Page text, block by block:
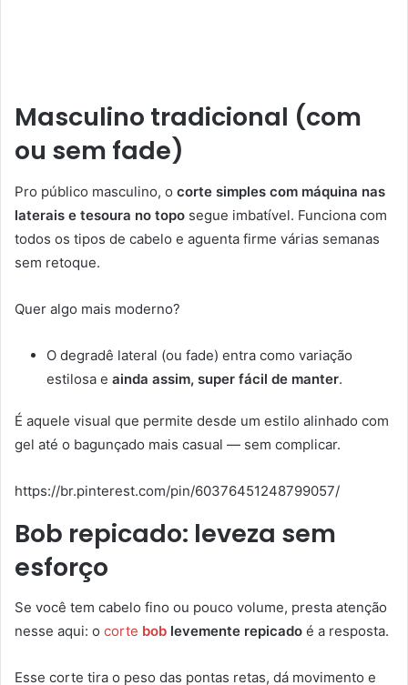
Masculino tradicional (com
ou sem fade)
Pro público masculino, o corte simples com máquina nas
laterais e tesoura no topo segue imbatível. Funciona com
todos os tipos de cabelo e aguenta firme várias semanas
sem retoque.
Quer algo mais moderno?
O degradê lateral (ou fade) entra como variação
estilosa e ainda assim, super fácil de manter.
É aquele visual que permite desde um estilo alinhado com
gel até o bagunçado mais casual — sem complicar.
https://br.pinterest.com/pin/60376451248799057/
Bob repicado: leveza sem
esforço
Se você tem cabelo fino ou pouco volume, presta atenção
nesse aqui: o corte bob levemente repicado é a resposta.
Esse corte tira o peso das pontas retas, dá movimento e